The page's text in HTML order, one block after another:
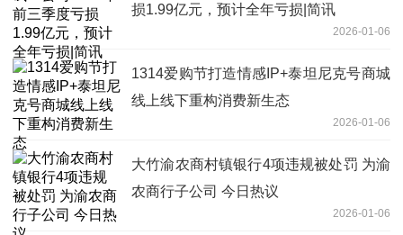
损1.99亿元，预计全年亏损|简讯
2026-01-06
1314爱购节打造情感IP+泰坦尼克号商城
线上线下重构消费新生态
2026-01-06
大竹渝农商村镇银行4项违规被处罚 为渝
农商行子公司 今日热议
2026-01-06